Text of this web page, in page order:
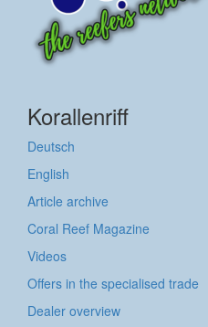
Korallenriff
Deutsch
English
Article archive
Coral Reef Magazine
Videos
Offers in the specialised trade
Dealer overview